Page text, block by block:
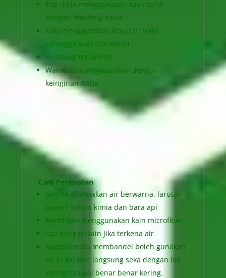
Top meja menggunakan kayu solid
dengan finishing halus
Kaki menggunakan kayu jati solid
sehingga kuat dan kokoh
Finishing melamine
Warna bisa meyesuaikan dengan
keinginan Anda
Cara Perawatan
Jangan di kenakan air berwarna, larutan
asam / bahan kimia dan bara api
Bersihkan menggunakan kain microfiber.
Lap dengan kain Jika terkena air
Apabila noda membandel boleh gunakan
air kemudian langsung seka dengan lap
kering sampai benar benar kering.